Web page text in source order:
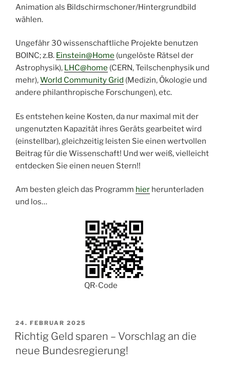
Animation als Bildschirmschoner/Hintergrundbild
wählen.
Ungefähr 30 wissenschaftliche Projekte benutzen
BOINC; z.B. Einstein@Home (ungelöste Rätsel der
Astrophysik), LHC@home (CERN, Teilschenphysik und
mehr),World Community Grid (Medizin, Ökologie und
andere philanthropische Forschungen), etc.
Es entstehen keine Kosten, da nur maximal mit der
ungenutzten Kapazität ihres Geräts gearbeitet wird
(einstellbar), gleichzeitig leisten Sie einen wertvollen
Beitrag für die Wissenschaft! Und wer weiß, vielleicht
entdecken Sie einen neuen Stern!!
Am besten gleich das Programm hier herunterladen
und los…
QR-Code
VERÖFFENTLICHT
AM
24. FEBRUAR 2025
Richtig Geld sparen – Vorschlag an die
neue Bundesregierung!